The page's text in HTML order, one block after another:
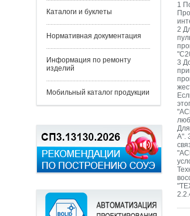
Каталоги и буклеты
Нормативная документация
Информация по ремонту
изделий
Мобильный каталог продукции
1
2
3
А".